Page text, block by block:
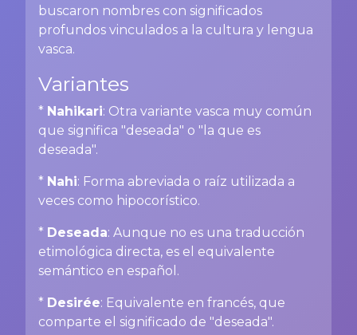
buscaron nombres con significados
profundos vinculados a la cultura y lengua
vasca.
Variantes
* Nahikari: Otra variante vasca muy común
que significa "deseada" o "la que es
deseada".
* Nahi: Forma abreviada o raíz utilizada a
veces como hipocorístico.
* Deseada: Aunque no es una traducción
etimológica directa, es el equivalente
semántico en español.
* Desirée: Equivalente en francés, que
comparte el significado de "deseada".